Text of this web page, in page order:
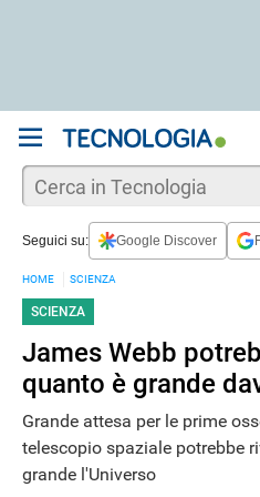
Seguici su: Google Discover
HOME SCIENZA
SCIENZA
James Webb
quanto è grande
Grande attesa per le prime
telescopio spaziale potrebbe
grande l'Universo